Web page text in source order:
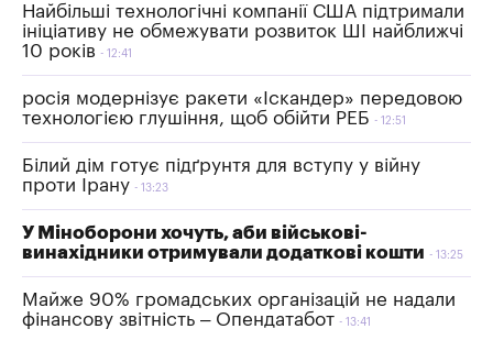
Найбільші технологічні компанії США підтримали
ініціативу не обмежувати розвиток ШІ найближчі
10 років
12:41
росія модернізує ракети «Іскандер» передовою
технологією глушіння, щоб обійти РЕБ
12:51
Білий дім готує підґрунтя для вступу у війну
проти Ірану
13:23
У Міноборони хочуть, аби військові-
винахідники отримували додаткові кошти
13:25
Майже 90% громадських організацій не надали
фінансову звітність – Опендатабот
13:41